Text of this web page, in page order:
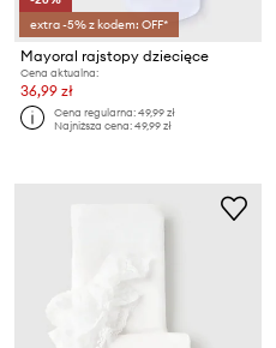
extra -5% z kodem: OFF*
Mayoral rajstopy dziecięce
Cena aktualna:
36,99 zł
Cena regularna:49,99 zł
Najniższa cena:49,99 zł